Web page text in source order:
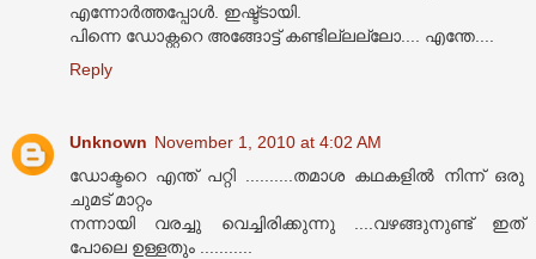
എന്നോര്‍ത്തപ്പോള്‍. ഇഷ്ട്ടായി.
പിന്നെ ഡോക്റ്ററെ അങ്ങോട്ട്‌ കണ്ടില്ലല്ലോ.... എന്തേ....
Reply
Unknown November 1, 2010 at 4:02 AM
ഡോക്ടറെ എന്ത് പറ്റി ..........തമാശ കഥകളില്‍ നിന്ന് ഒരു
ചുമട് മാറ്റം
നന്നായി വരച്ചു വെച്ചിരിക്കുന്നു ....വഴങ്ങുനുണ്ട് ഇത്
പോലെ ഉള്ളതും ...........